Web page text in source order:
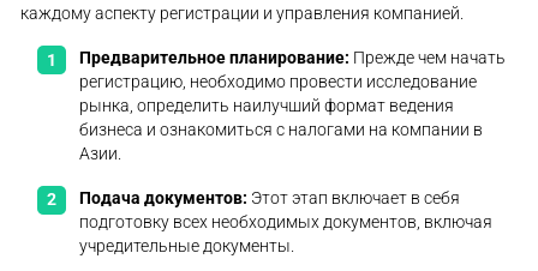
каждому аспекту регистрации и управления компанией.
Предварительное планирование: Прежде чем начать
регистрацию, необходимо провести исследование
рынка, определить наилучший формат ведения
бизнеса и ознакомиться с налогами на компании в
Азии.
Подача документов: Этот этап включает в себя
подготовку всех необходимых документов, включая
учредительные документы.